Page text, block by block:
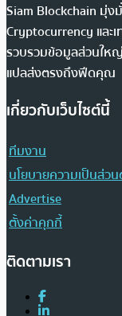
Siam Blockchain มุ่ง
Cryptocurrency และ
รวบรวมข้อมูลส่วนใหญ่
แปลส่งตรงถึงฟีดคุณ
เกี่ยวกับเว็บไซต์นี้
ทีมงาน
นโยบายความเป็นส่ว
Advertise
ตั้งค่าคุกกี้
ติดตามเรา